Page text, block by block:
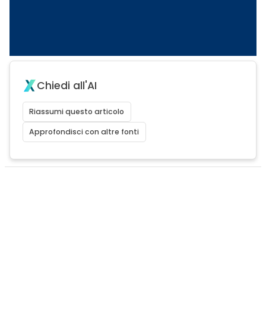
Chiedi all'AI
Riassumi questo articolo
Approfondisci con altre fonti